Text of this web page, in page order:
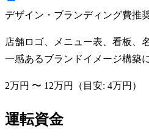
デザイン・ブランディング費推
店舗ロゴ、メニュー表、看板、
一感あるブランドイメージ構築
2万円 〜 12万円 （目安: 4万円 ）
運転資金